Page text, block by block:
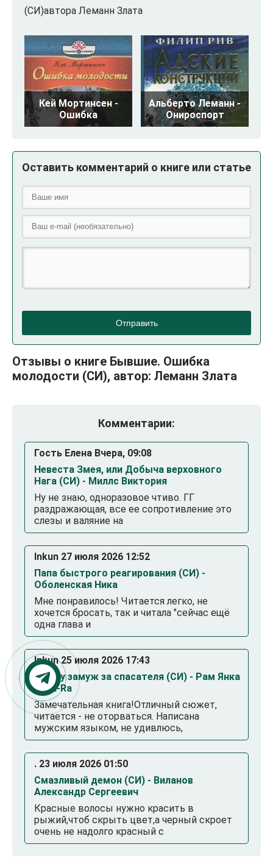
(СИ)автора Леманн Злата
Кей Мортинсен -
Ошибка
Альберто Леманн -
Онироспорт
Оставить комментарий о книге или статье
Отправить
Отзывы о книге Бывшие. Ошибка
молодости (СИ), автор: Леманн Злата
Комментарии:
Гость Елена Вчера, 09:08
Невеста Змея, или Добыча верховного
Нага (СИ) - Миллс Виктория
Ну не знаю, одноразовое чтиво. ГГ
раздражающая, все ее сопротивление это
слезы и валяние на
Inkun 27 июля 2026 12:52
Папа быстрого реагирования (СИ) -
Оболенская Ника
Мне понравилось! Читается легко, не
хочется бросать, так и читала "сейчас ещё
одна глава и
Inkun 25 июля 2026 17:43
Выйду замуж за спасателя (СИ) - Рам Янка
Янка-Ra
Замечательная книга!Отличный сюжет,
читается - не оторваться. Написана
мужским языком, не удивлюсь,
. 23 июля 2026 01:50
Смазливый демон (СИ) - Виланов
Александр Сергеевич
Красные волосы нужно красить в
рыжий,чтоб скрыть цвет,а черный скроет
очень не надолго красный с